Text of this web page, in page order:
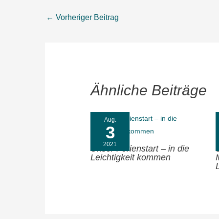
← Vorheriger Beitrag
Ähnliche Beiträge
Aug.
3
2021
Unser Ferienstart – in die
Leichtigkeit kommen